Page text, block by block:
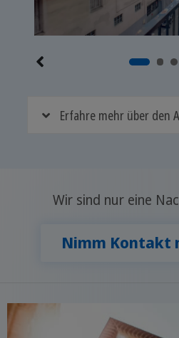
Erfahre mehr über den
Wir sind nur eine
Nimm Kontakt